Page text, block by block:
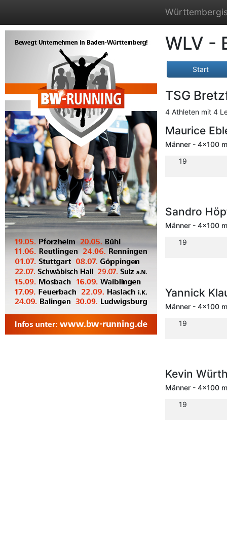
WLV -
Start
TSG
4 Athleten mit 4
Maurice
Männer - 4x100
19
Sandro
Männer - 4x100
19
Yannick
Männer - 4x100
19
Kevin
Männer - 4x100
19